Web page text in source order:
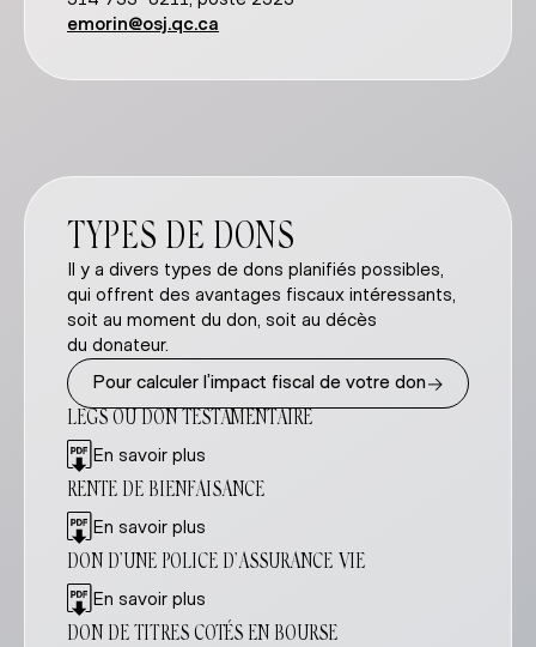
emorin@osj.qc.ca
TYPES DE DONS
Il y a divers types de dons planifiés possibles,
qui offrent des avantages fiscaux intéressants,
soit au moment du don, soit au décès
du donateur.
Pour calculer l’impact fiscal de votre don→
LEGS OU DON TESTAMENTAIRE
En savoir plus
RENTE DE BIENFAISANCE
En savoir plus
DON D’UNE POLICE D’ASSURANCE VIE
En savoir plus
DON DE TITRES COTÉS EN BOURSE